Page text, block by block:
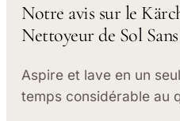
Notre avis sur le
Nettoyeur de Sol
Aspire et lave en un
temps considérable au